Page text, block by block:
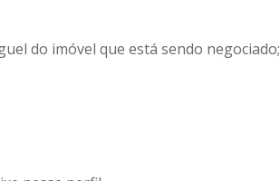
do imóvel que está sendo negociado;